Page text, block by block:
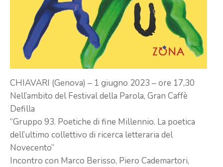
CHIAVARI (Genova) – 1 giugno 2023 – ore 17,30
Nell’ambito del Festival della Parola, Gran Caffè
Defilla
“Gruppo 93. Poetiche di fine Millennio. La poetica
dell’ultimo collettivo di ricerca letteraria del
Novecento”
Incontro con Marco Berisso, Piero Cademartori,